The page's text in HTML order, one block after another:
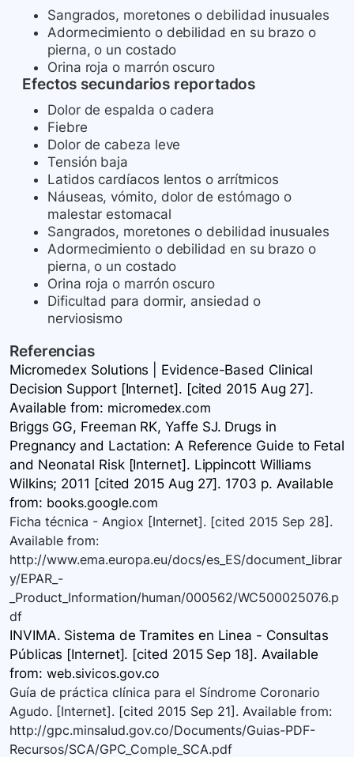
Sangrados, moretones o debilidad inusuales
Adormecimiento o debilidad en su brazo o
pierna, o un costado
Orina roja o marrón oscuro
Efectos secundarios reportados
Dolor de espalda o cadera
Fiebre
Dolor de cabeza leve
Tensión baja
Latidos cardíacos lentos o arrítmicos
Náuseas, vómito, dolor de estómago o
malestar estomacal
Sangrados, moretones o debilidad inusuales
Adormecimiento o debilidad en su brazo o
pierna, o un costado
Orina roja o marrón oscuro
Dificultad para dormir, ansiedad o
nerviosismo
Referencias
Micromedex Solutions | Evidence-Based Clinical
Decision Support [Internet]. [cited 2015 Aug 27].
Available from: micromedex.com
Briggs GG, Freeman RK, Yaffe SJ. Drugs in
Pregnancy and Lactation: A Reference Guide to Fetal
and Neonatal Risk [Internet]. Lippincott Williams
Wilkins; 2011 [cited 2015 Aug 27]. 1703 p. Available
from: books.google.com
Ficha técnica - Angiox [Internet]. [cited 2015 Sep 28].
Available from:
http://www.ema.europa.eu/docs/es_ES/document_librar
y/EPAR_-
_Product_Information/human/000562/WC500025076.p
df
INVIMA. Sistema de Tramites en Linea - Consultas
Públicas [Internet]. [cited 2015 Sep 18]. Available
from: web.sivicos.gov.co
Guía de práctica clínica para el Síndrome Coronario
Agudo. [Internet]. [cited 2015 Sep 21]. Available from:
http://gpc.minsalud.gov.co/Documents/Guias-PDF-
Recursos/SCA/GPC_Comple_SCA.pdf